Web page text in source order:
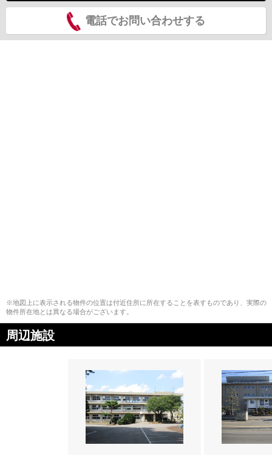
電話でお問い合わせする
※地図上に表示される物件の位置は付近住所に所在することを表すものであり、実際の
物件所在地とは異なる場合がございます。
周辺施設